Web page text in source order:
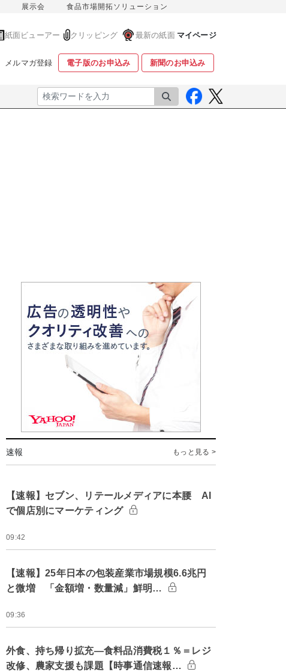
展示会 食品市場開拓ソリューション
紙面ビューアー クリッピング 最新の紙面 マイページ
メルマガ登録 電子版のお申込み 新聞のお申込み
検索
速報 もっと見る >
【速報】セブン、リテールメディアに本腰 AI
で個店別にマーケティング
09:42
【速報】25年日本の包装産業市場規模6.6兆円
と微増 「金額増・数量減」鮮明…
09:36
外食、持ち帰り拡充―食料品消費税１％＝レジ
改修、農家支援も課題【時事通信速報…